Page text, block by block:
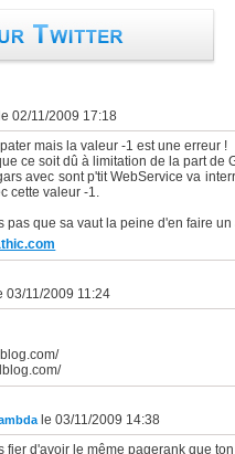
le 02/11/2009 17:18
mais la valeur -1 est une erreur !
ce soit dû à limitation de la part de
avec sont p'tit WebService va
cette valeur -1.
pas que sa vaut la peine d'en faire un
03/11/2009 11:24
le 03/11/2009 14:38
fier d'avoir le même pagerank que